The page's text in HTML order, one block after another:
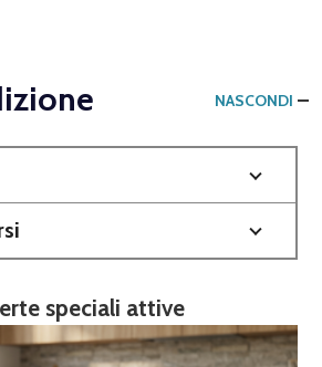
NASCONDI
speciali attive